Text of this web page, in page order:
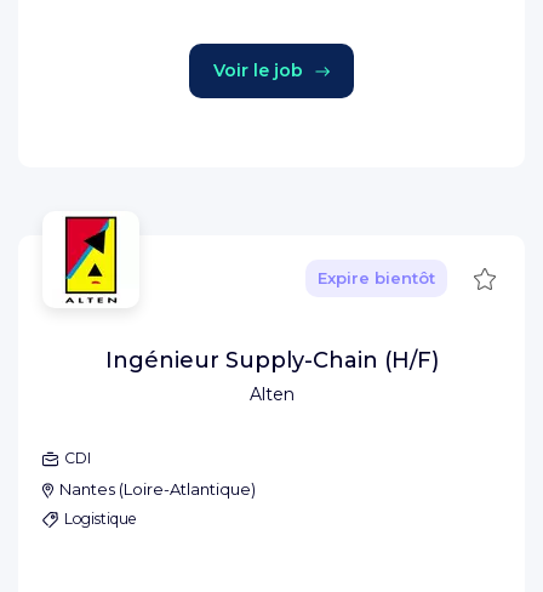
Voir le job
Alten
Expire bientôt
Ingénieur Supply-Chain (H/F)
CDI
Nantes (Loire-Atlantique)
Logistique